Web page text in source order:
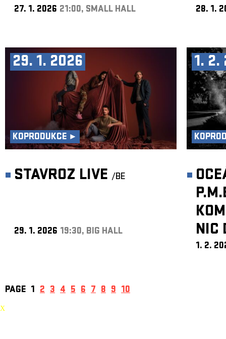
27. 1. 2026 21:00, SMALL HALL 28. 1.
29. 1. 2026
KOPRODUKCE ►
STAVROZ LIVE /BE
29. 1. 2026 19:30, BIG HALL
1. 2.
NIC
1. 2.
PAGE 1 2 3 4 5 6 7 8 9 10
X